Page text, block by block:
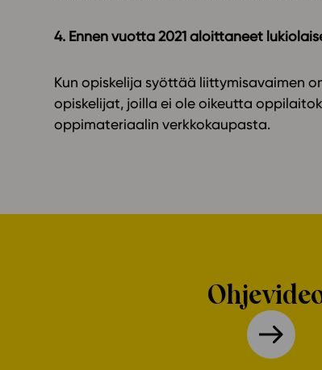
4. Ennen vuotta 2021 aloittaneet
Kun opiskelija syöttää liittymisavaimen
opiskelijat, joilla ei ole oikeutta
oppimateriaalin verkkokaupasta.